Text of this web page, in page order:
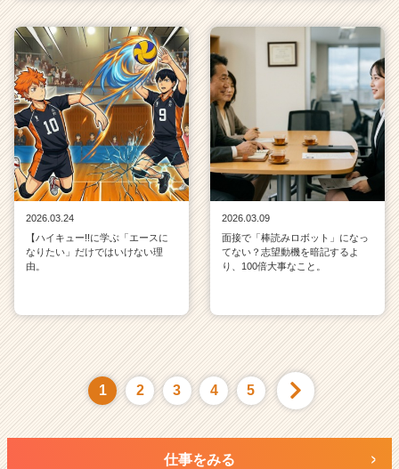
2026.03.24
【ハイキュー!!に学ぶ「エースに
なりたい」だけではいけない理
由。
2026.03.09
面接で「棒読みロボット」になっ
てない？志望動機を暗記するよ
り、100倍大事なこと。
1 2 3 4 5
仕事をみる